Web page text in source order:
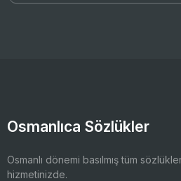
Osmanlıca Sözlükler
Osmanlı dönemi basılmış tüm
hizmetinizde.